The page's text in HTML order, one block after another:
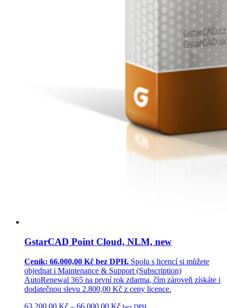
GstarCAD Point Cloud, NLM, new
Ceník: 66.000,00 Kč bez DPH. Spolu s licencí si můžete
objednat i Maintenance & Support (Subscription)
AutoRenewal 365 na první rok zdarma, čím zároveň získáte i
dodatečnou slevu 2.800,00 Kč z ceny licence.
63.200,00 Kč – 66.000,00 Kč